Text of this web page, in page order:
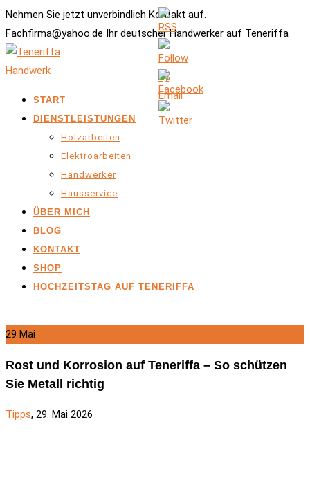
Nehmen Sie jetzt unverbindlich Kontakt auf.
Fachfirma@yahoo.de Ihr deutscher Handwerker auf Teneriffa
START
DIENSTLEISTUNGEN
Holzarbeiten
Elektroarbeiten
Handwerker
Hausservice
ÜBER MICH
BLOG
KONTAKT
SHOP
HOCHZEITSTAG AUF TENERIFFA
29 Mai
Rost und Korrosion auf Teneriffa – So schützen
Sie Metall richtig
Tipps, 29. Mai 2026